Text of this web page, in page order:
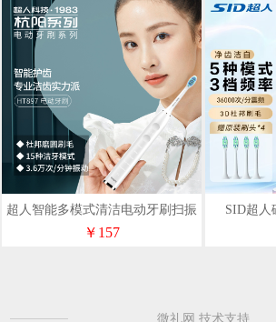
超人智能多模式清洁电动牙刷扫振
一体HT897
￥157
SID超人
微礼网 技术支持